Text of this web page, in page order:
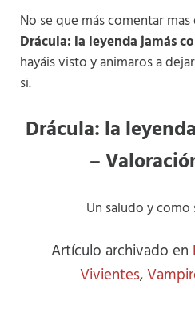
No se que más comentar mas
Drácula: la leyenda jamás
hayáis visto y animaros a
si.
Drácula: la
–
Un saludo y como
Artículo archivado en
Vivientes,